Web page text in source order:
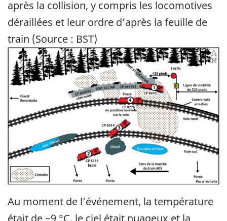
après la collision, y compris les locomotives
déraillées et leur ordre d’après la feuille de
train (Source : BST)
Image
Au moment de l’événement, la température